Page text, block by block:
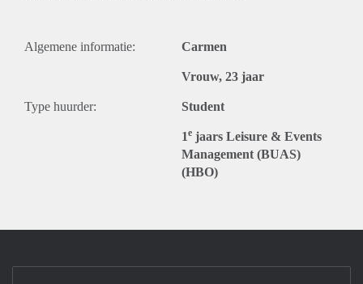
Algemene informatie: Carmen
Vrouw, 23 jaar
Type huurder: Student
1e jaars Leisure & Events
Management (BUAS)
(HBO)